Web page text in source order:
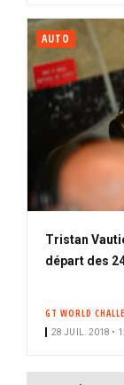
AUTO
Tristan
départ des
GT WORLD
28 JUIL. 2018 •